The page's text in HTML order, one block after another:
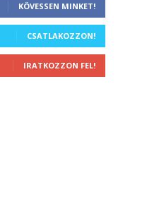
KÖVESSEN MINKET!
CSATLAKOZZON!
IRATKOZZON FEL!